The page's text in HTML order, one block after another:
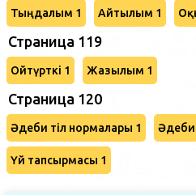
Тыңдалым 1 Айтылым 1
Страница 119
Ойтүрткі 1 Жазылым 1
Страница 120
Әдеби тіл нормалары 1 Әдеби
Үй тапсырмасы 1